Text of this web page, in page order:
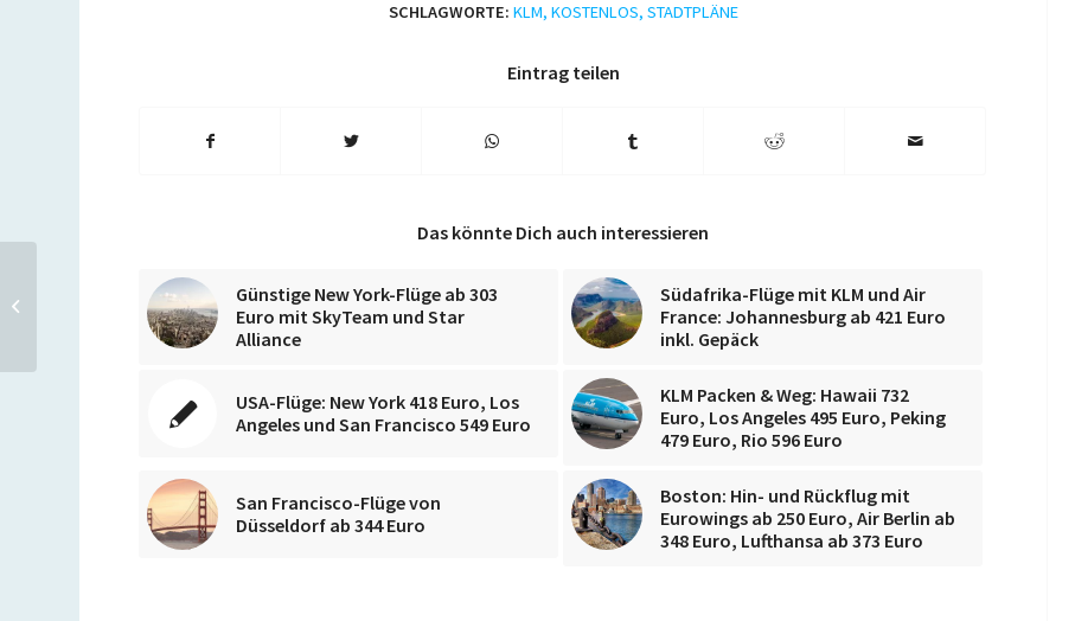
SCHLAGWORTE: KLM, KOSTENLOS, STADTPLÄNE
Eintrag teilen
Das könnte Dich auch interessieren
Günstige New York-Flüge ab 303
Euro mit SkyTeam und Star
Alliance
Südafrika-Flüge mit KLM und Air
France: Johannesburg ab 421 Euro
inkl. Gepäck
USA-Flüge: New York 418 Euro, Los
Angeles und San Francisco 549 Euro
KLM Packen & Weg: Hawaii 732
Euro, Los Angeles 495 Euro, Peking
479 Euro, Rio 596 Euro
San Francisco-Flüge von
Düsseldorf ab 344 Euro
Boston: Hin- und Rückflug mit
Eurowings ab 250 Euro, Air Berlin ab
348 Euro, Lufthansa ab 373 Euro
Germanwings Extra-
Tickets ab 33 Euro bis